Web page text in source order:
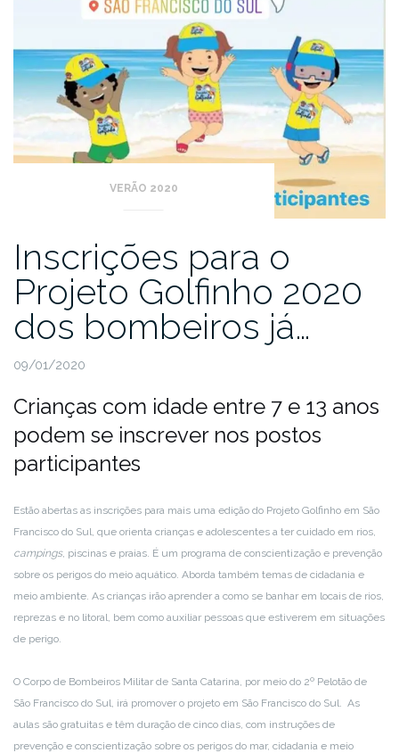
VERÃO 2020
Inscrições para o
Projeto Golfinho 2020
dos bombeiros já…
09/01/2020
Crianças com idade entre 7 e 13 anos
podem se inscrever nos postos
participantes
Estão abertas as inscrições para mais uma edição do Projeto Golfinho em São
Francisco do Sul, que orienta crianças e adolescentes a ter cuidado em rios,
campings, piscinas e praias. É um programa de conscientização e prevenção
sobre os perigos do meio aquático. Aborda também temas de cidadania e
meio ambiente. As crianças irão aprender a como se banhar em locais de rios,
reprezas e no litoral, bem como auxiliar pessoas que estiverem em situações
de perigo.
O Corpo de Bombeiros Militar de Santa Catarina, por meio do 2º Pelotão de
São Francisco do Sul, irá promover o projeto em São Francisco do Sul. As
aulas são gratuitas e têm duração de cinco dias, com instruções de
prevenção e conscientização sobre os perigos do mar, cidadania e meio